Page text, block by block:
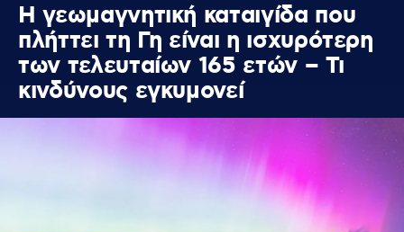
Η γεωμαγνητική καταιγίδα που
πλήττει τη Γη είναι η ισχυρότερη
των τελευταίων 165 ετών – Τι
κινδύνους εγκυμονεί